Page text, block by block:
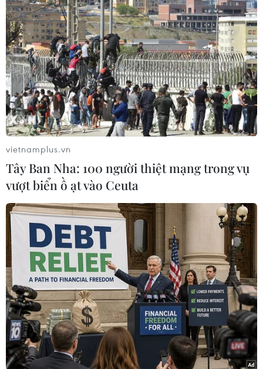
'
vietnamplus.vn
Tây Ban Nha: 100 người thiệt mạng trong vụ
vượt biển ồ ạt vào Ceuta